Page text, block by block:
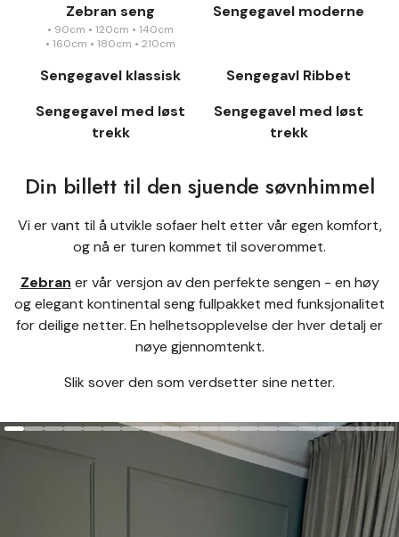
Zebran seng
• 90cm • 120cm • 140cm
• 160cm • 180cm • 210cm
Sengegavel moderne
Sengegavel klassisk
Sengegavl Ribbet
Sengegavel med løst
trekk
Sengegavel med løst
trekk
Din billett til den sjuende søvnhimmel
Vi er vant til å utvikle sofaer helt etter vår egen komfort,
og nå er turen kommet til soverommet.
Zebran er vår versjon av den perfekte sengen - en høy
og elegant kontinental seng fullpakket med funksjonalitet
for deilige netter. En helhetsopplevelse der hver detalj er
nøye gjennomtenkt.
Slik sover den som verdsetter sine netter.